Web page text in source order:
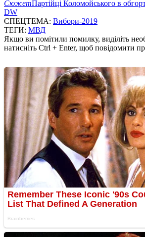
СюжетПартійці Коломойського в
DW
СПЕЦТЕМА: Вибори-2019
ТЕГИ: МВД
Якщо ви помітили помилку, виділіть
натисніть Ctrl + Enter, щоб повідомити